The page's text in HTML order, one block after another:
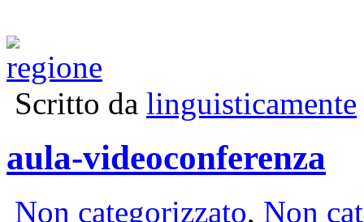
Scritto da linguisticamente
aula-videoconferenza
Non categorizzato, Non